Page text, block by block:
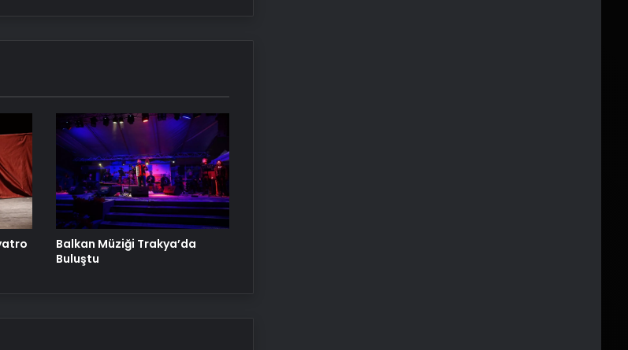
Datahost İle Güvenilir Sunucu
Hizmetleri
Balkan Müziği Trakya’da
Buluştu